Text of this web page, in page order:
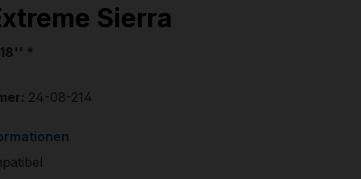
Sierra
*
24-08-214